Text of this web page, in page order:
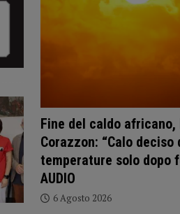
Fine del caldo africano,
Corazzon: “Calo deciso
temperature solo dopo
AUDIO
6 Agosto 2026